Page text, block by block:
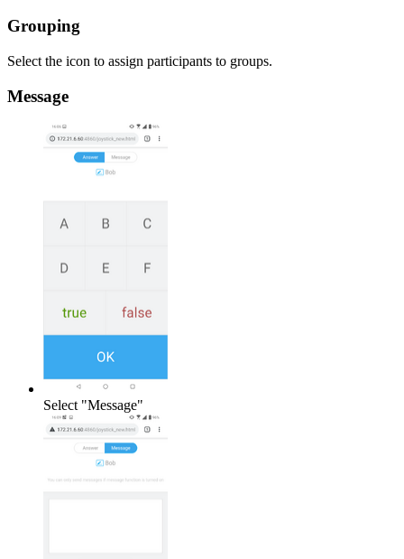
Grouping
Select the icon to assign participants to groups.
Message
Select "Message"